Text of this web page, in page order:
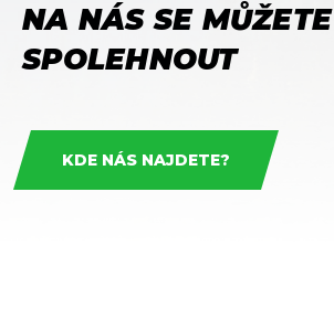
NA NÁS SE MŮŽETE
SPOLEHNOUT
KDE NÁS NAJDETE?